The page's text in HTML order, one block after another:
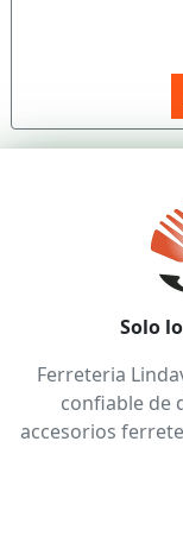
Solo
Ferreteria
confiable de
accesorios